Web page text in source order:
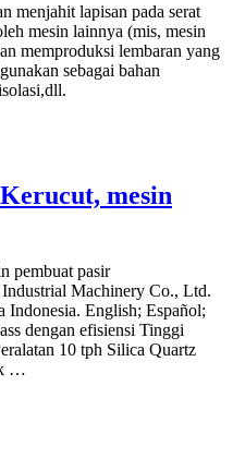
menjahit lapisan pada serat
mesin lainnya (mis, mesin
memproduksi lembaran yang
sebagai bahan
mesin
pembuat pasir
Machinery Co., Ltd.
Indonesia. English; Español;
dengan efisiensi Tinggi
10 tph Silica Quartz
…